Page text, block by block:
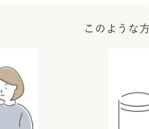
このような